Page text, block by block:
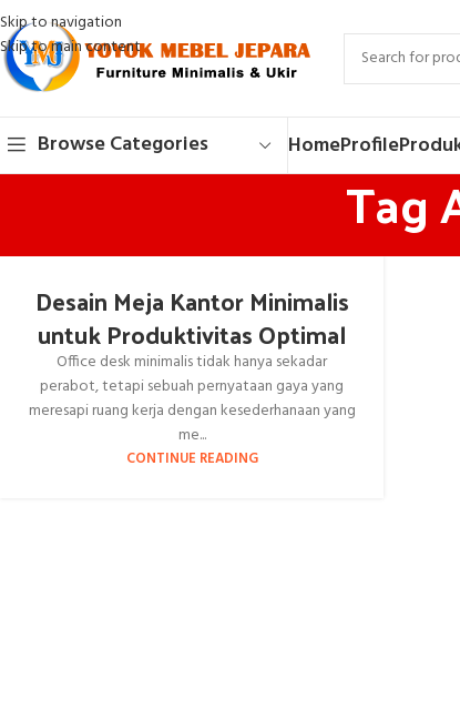
Skip to navigation
Skip to main content
Browse Categories HomeProfile
Tag
Desain Meja Kantor Minimalis
untuk Produktivitas Optimal
Office desk minimalis tidak hanya sekadar
perabot, tetapi sebuah pernyataan gaya yang
meresapi ruang kerja dengan kesederhanaan yang
me...
CONTINUE READING